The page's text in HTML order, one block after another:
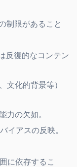
制限があること
反復的なコンテン
文化的背景等）
力の欠如。
イアスの反映。
に依存するこ